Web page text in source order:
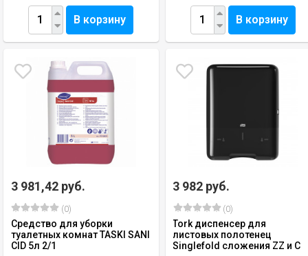
В корзину В корзину
3 981,42 руб.
(0)
Средство для уборки
туалетных комнат TASKI SANI
CID 5л 2/1
3 982 руб.
(0)
Tork диспенсер для
листовых полотенец
Singlefold сложения ZZ и C